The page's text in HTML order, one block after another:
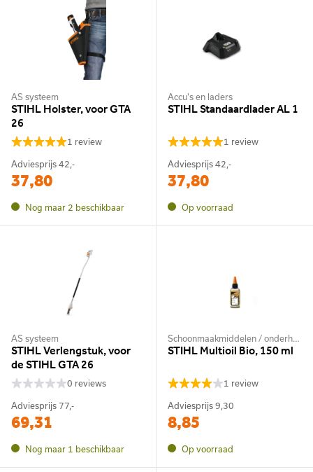
AS systeem
STIHL Holster, voor GTA
26
1 review
Adviesprijs 42,-
37,80
Nog maar 2 beschikbaar
Accu's en laders
STIHL Standaardlader AL 1
1 review
Adviesprijs 42,-
37,80
Op voorraad
AS systeem
STIHL Verlengstuk, voor
de STIHL GTA 26
0 reviews
Adviesprijs 77,-
69,31
Nog maar 1 beschikbaar
Schoonmaakmiddelen / onderhoudsmiddelen
STIHL Multioil Bio, 150 ml
1 review
Adviesprijs 9,30
8,85
Op voorraad